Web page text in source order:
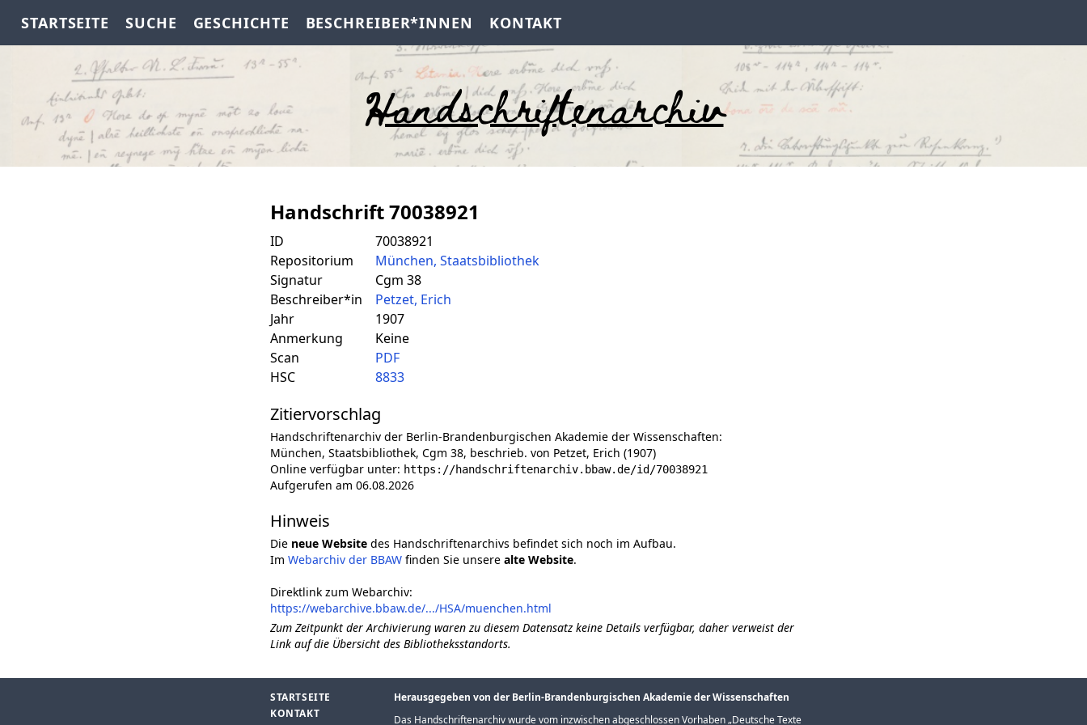
STARTSEITE SUCHE GESCHICHTE BESCHREIBER*INNEN KONTAKT
Handschriftenarchiv
Handschrift 70038921
ID
70038921
Repositorium
München, Staatsbibliothek
Signatur
Cgm 38
Beschreiber*in
Petzet, Erich
Jahr
1907
Anmerkung
Keine
Scan
PDF
HSC
8833
Zitiervorschlag
Handschriftenarchiv der Berlin-Brandenburgischen Akademie der Wissenschaften:
München, Staatsbibliothek, Cgm 38, beschrieb. von Petzet, Erich (1907)
Online verfügbar unter: https://handschriftenarchiv.bbaw.de/id/70038921
Aufgerufen am 06.08.2026
Hinweis
Die neue Website des Handschriftenarchivs befindet sich noch im Aufbau.
Im Webarchiv der BBAW finden Sie unsere alte Website.
Direktlink zum Webarchiv:
https://webarchive.bbaw.de/.../HSA/muenchen.html
Zum Zeitpunkt der Archivierung waren zu diesem Datensatz keine Details verfügbar, daher verweist der
Link auf die Übersicht des Bibliotheksstandorts.
STARTSEITE
KONTAKT
Herausgegeben von der Berlin-Brandenburgischen Akademie der Wissenschaften
Das Handschriftenarchiv wurde vom inzwischen abgeschlossen Vorhaben „Deutsche Texte